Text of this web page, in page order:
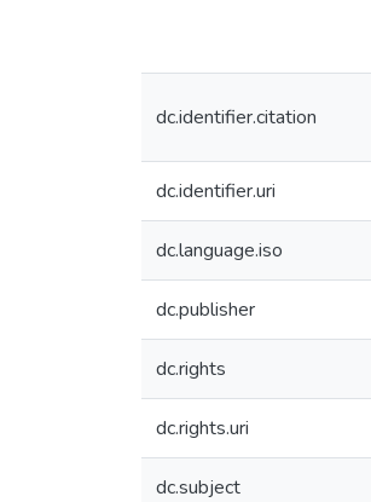
dc.identifier.citation
dc.identifier.uri
dc.language.iso
dc.publisher
dc.rights
dc.rights.uri
dc.subject